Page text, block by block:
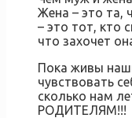
Жена – это та,
– это тот, кто
что захочет
Пока живы
чувствовать
сколько нам
РОДИТЕЛЯМ!!!